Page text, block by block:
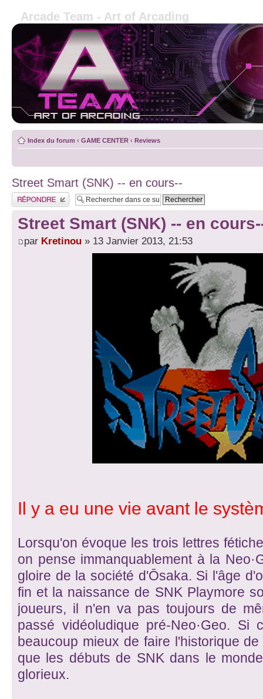
Arcade Team - Art of Arcading
Index du forum ‹ GAME CENTER ‹ Reviews
Street Smart (SNK) -- en cours--
Publier une réponse
Street Smart (SNK) -- en
par Kretinou » 13 Janvier 2013, 21:53
Il y a eu une vie avant le
Lorsqu'on évoque les trois lettres
on pense immanquablement à la
gloire de la société d'Ōsaka. Si l'âge
fin et la naissance de SNK Playmore
joueurs, il n'en va pas toujours de
passé vidéoludique pré-Neo·Geo. Si
beaucoup mieux de faire l'historique
que les débuts de SNK dans le
glorieux.